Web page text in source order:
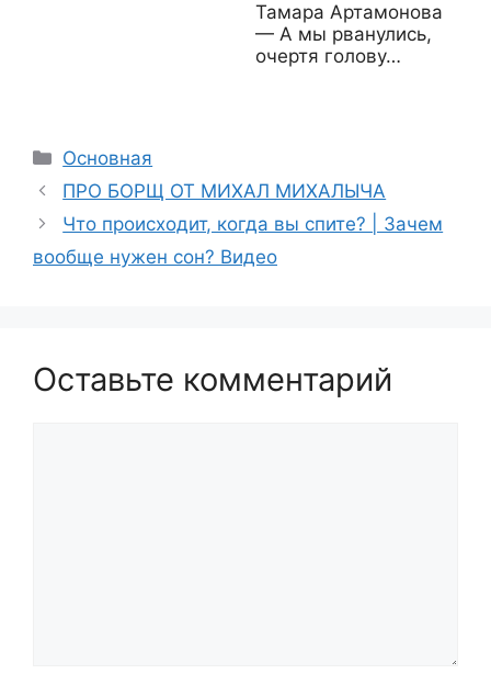
Тамара Артамонова
— А мы рванулись,
очертя голову…
Рубрики
Основная
ПРО БОРЩ ОТ МИХАЛ МИХАЛЫЧА
Что происходит, когда вы спите? | Зачем
вообще нужен сон? Видео
Оставьте комментарий